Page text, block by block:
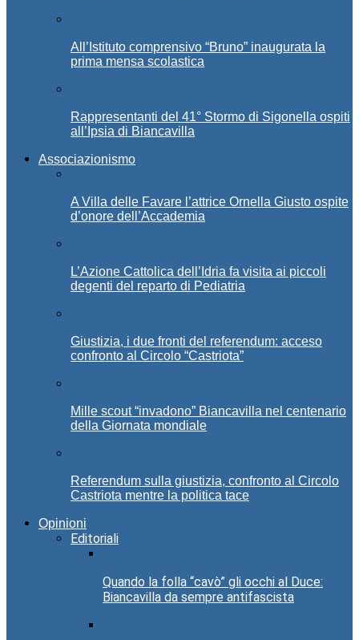
All’Istituto comprensivo “Bruno” inaugurata la
prima mensa scolastica
Rappresentanti del 41° Stormo di Sigonella ospiti
all’Ipsia di Biancavilla
Associazionismo
A Villa delle Favare l’attrice Ornella Giusto ospite
d’onore dell’Accademia
L’Azione Cattolica dell’Idria fa visita ai piccoli
degenti del reparto di Pediatria
Giustizia, i due fronti del referendum: acceso
confronto al Circolo “Castriota”
Mille scout “invadono” Biancavilla nel centenario
della Giornata mondiale
Referendum sulla giustizia, confronto al Circolo
Castriota mentre la politica tace
Opinioni
Editoriali
Quando la folla “cavò” gli occhi al Duce:
Biancavilla da sempre antifascista